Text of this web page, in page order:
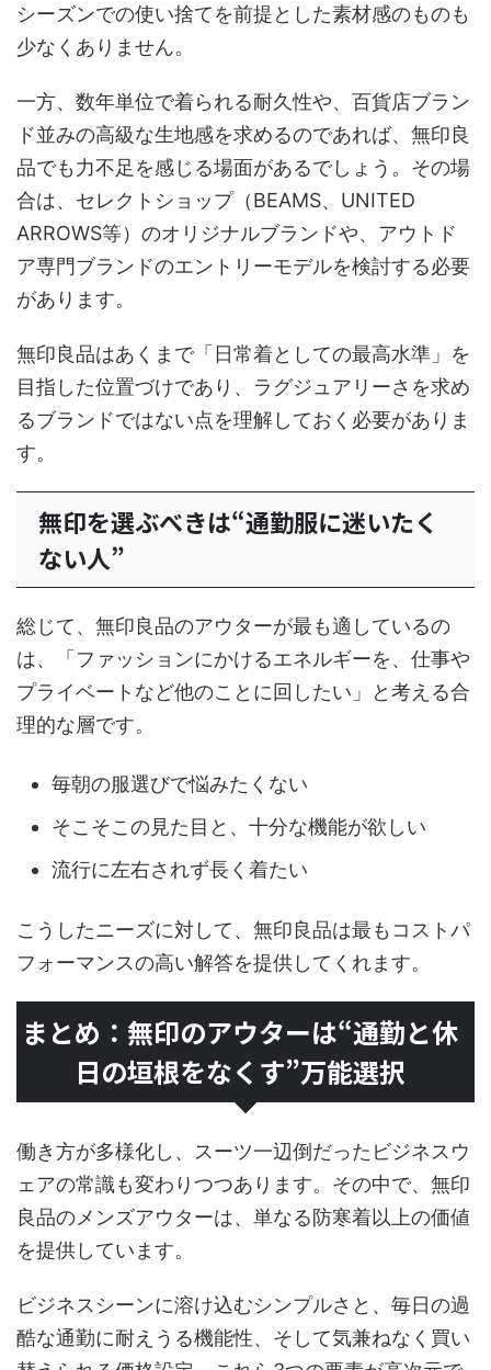
シーズンでの使い捨てを前提とした素材感のものも
少なくありません。
一方、数年単位で着られる耐久性や、百貨店ブラン
ド並みの高級な生地感を求めるのであれば、無印良
品でも力不足を感じる場面があるでしょう。その場
合は、セレクトショップ（BEAMS、UNITED
ARROWS等）のオリジナルブランドや、アウトド
ア専門ブランドのエントリーモデルを検討する必要
があります。
無印良品はあくまで「日常着としての最高水準」を
目指した位置づけであり、ラグジュアリーさを求め
るブランドではない点を理解しておく必要がありま
す。
無印を選ぶべきは“通勤服に迷いたく
ない人”
総じて、無印良品のアウターが最も適しているの
は、「ファッションにかけるエネルギーを、仕事や
プライベートなど他のことに回したい」と考える合
理的な層です。
毎朝の服選びで悩みたくない
そこそこの見た目と、十分な機能が欲しい
流行に左右されず長く着たい
こうしたニーズに対して、無印良品は最もコストパ
フォーマンスの高い解答を提供してくれます。
まとめ：無印のアウターは“通勤と休
日の垣根をなくす”万能選択
働き方が多様化し、スーツ一辺倒だったビジネスウ
ェアの常識も変わりつつあります。その中で、無印
良品のメンズアウターは、単なる防寒着以上の価値
を提供しています。
ビジネスシーンに溶け込むシンプルさと、毎日の過
酷な通勤に耐えうる機能性、そして気兼ねなく買い